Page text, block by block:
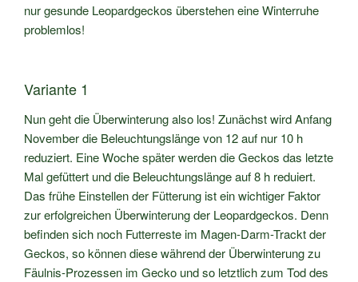
nur gesunde Leopardgeckos überstehen eine Winterruhe
problemlos!
Variante 1
Nun geht die Überwinterung also los! Zunächst wird Anfang
November die Beleuchtungslänge von 12 auf nur 10 h
reduziert. Eine Woche später werden die Geckos das letzte
Mal gefüttert und die Beleuchtungslänge auf 8 h reduiert.
Das frühe Einstellen der Fütterung ist ein wichtiger Faktor
zur erfolgreichen Überwinterung der Leopardgeckos. Denn
befinden sich noch Futterreste im Magen-Darm-Trackt der
Geckos, so können diese während der Überwinterung zu
Fäulnis-Prozessen im Gecko und so letztlich zum Tod des